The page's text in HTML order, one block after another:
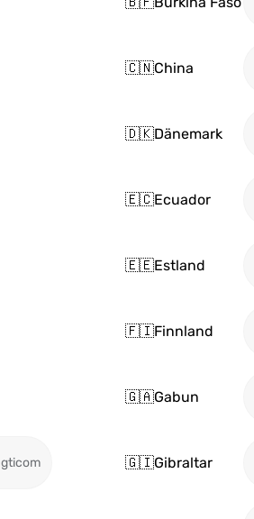
🇨🇳China
🇩🇰Dänemark
🇪🇨Ecuador
🇪🇪Estland
🇫🇮Finnland
🇬🇦Gabun
🇬🇮Gibraltar